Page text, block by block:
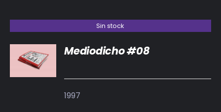
Sin stock
DETALLES
Mediodicho #08
1997